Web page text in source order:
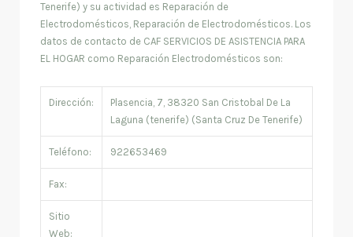
Tenerife) y su actividad es Reparación de
Electrodomésticos, Reparación de Electrodomésticos. Los
datos de contacto de CAF SERVICIOS DE ASISTENCIA PARA
EL HOGAR como Reparación Electrodomésticos son:
Dirección:
Plasencia, 7, 38320 San Cristobal De La
Laguna (tenerife) (Santa Cruz De Tenerife)
Teléfono: 922653469
Fax:
Sitio
Web: